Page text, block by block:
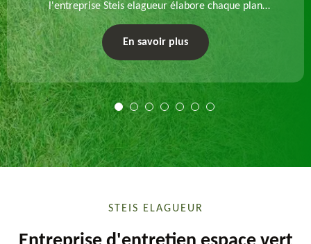
l'entreprise Steis elagueur élabore chaque plan
d'aménagement paysager et exécute les travaux
afférents. Devis gratuit et sur mesure.
En savoir plus
STEIS ELAGUEUR